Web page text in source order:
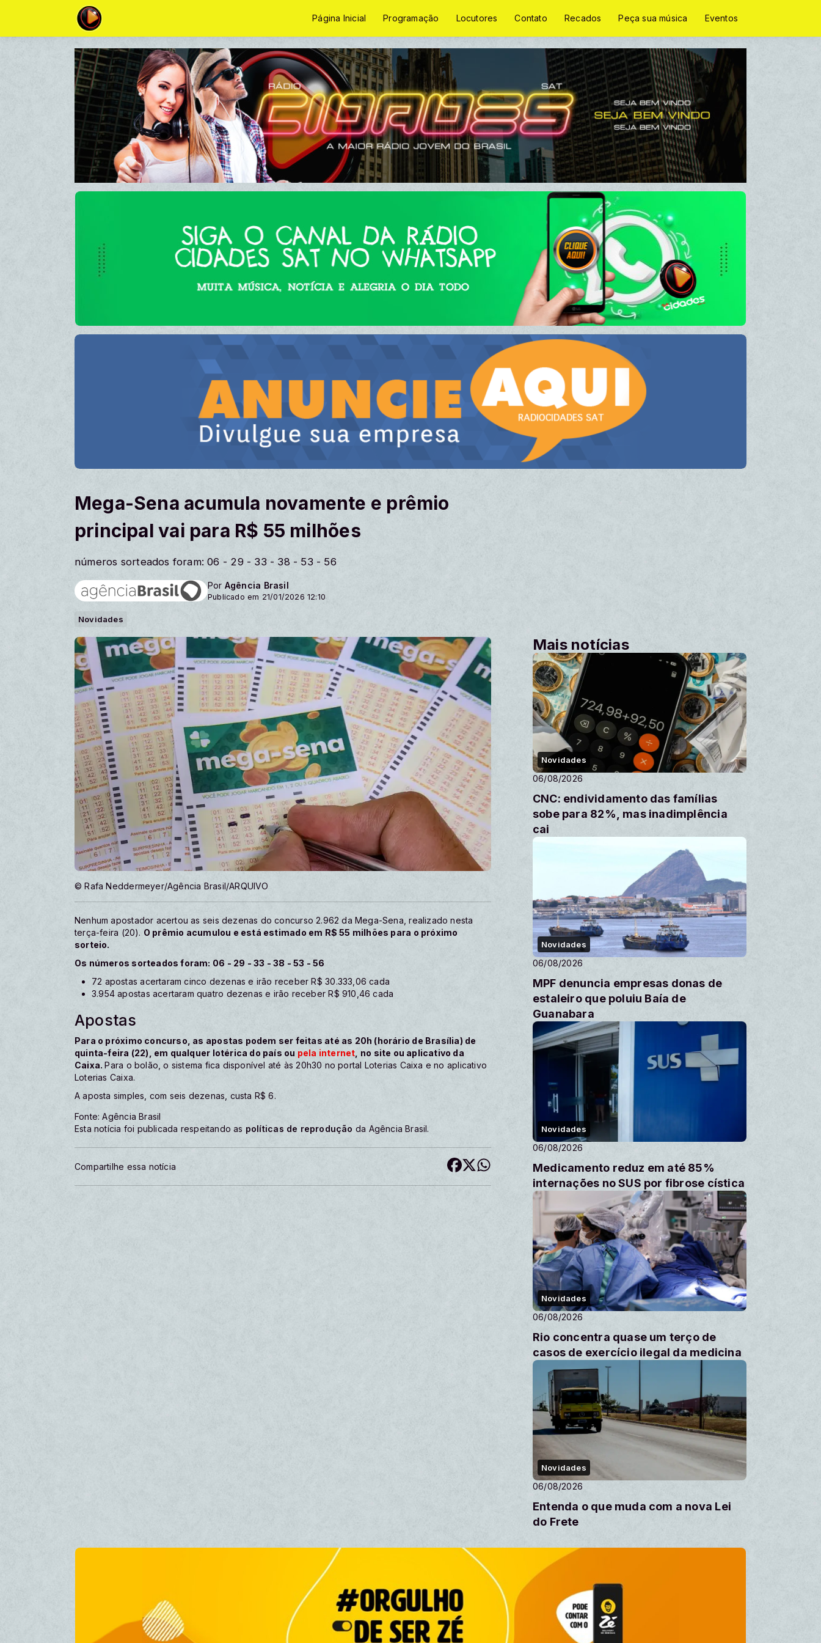
Página Inicial Programação Locutores Contato Recados Peça sua música Eventos
Mega-Sena acumula novamente e prêmio
principal vai para R$ 55 milhões
números sorteados foram: 06 - 29 - 33 - 38 - 53 - 56
Por Agência Brasil
Publicado em 21/01/2026 12:10
Novidades
© Rafa Neddermeyer/Agência Brasil/ARQUIVO
Nenhum apostador acertou as seis dezenas do concurso 2.962 da Mega-Sena, realizado nesta
terça-feira (20). O prêmio acumulou e está estimado em R$ 55 milhões para o próximo
sorteio.
Os números sorteados foram: 06 - 29 - 33 - 38 - 53 - 56
72 apostas acertaram cinco dezenas e irão receber R$ 30.333,06 cada
3.954 apostas acertaram quatro dezenas e irão receber R$ 910,46 cada
Apostas
Para o próximo concurso, as apostas podem ser feitas até as 20h (horário de Brasília) de
quinta-feira (22), em qualquer lotérica do país ou pela internet , no site ou aplicativo da
Caixa.Para o bolão, o sistema fica disponível até às 20h30 no portal Loterias Caixa e no aplicativo
Loterias Caixa.
A aposta simples, com seis dezenas, custa R$ 6.
Fonte: Agência Brasil
Esta notícia foi publicada respeitando as políticas de reprodução da Agência Brasil.
Compartilhe essa notícia
Mais notícias
Novidades
06/08/2026
CNC: endividamento das famílias
sobe para 82%, mas inadimplência
cai
Novidades
06/08/2026
MPF denuncia empresas donas de
estaleiro que poluiu Baía de
Guanabara
Novidades
06/08/2026
Medicamento reduz em até 85%
internações no SUS por fibrose cística
Novidades
06/08/2026
Rio concentra quase um terço de
casos de exercício ilegal da medicina
Novidades
06/08/2026
Entenda o que muda com a nova Lei
do Frete